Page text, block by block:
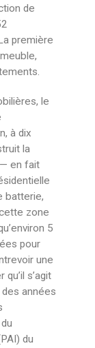
de
première
le
à dix
la
en fait
batterie,
zone
5
pour
une
s’agit
années
du